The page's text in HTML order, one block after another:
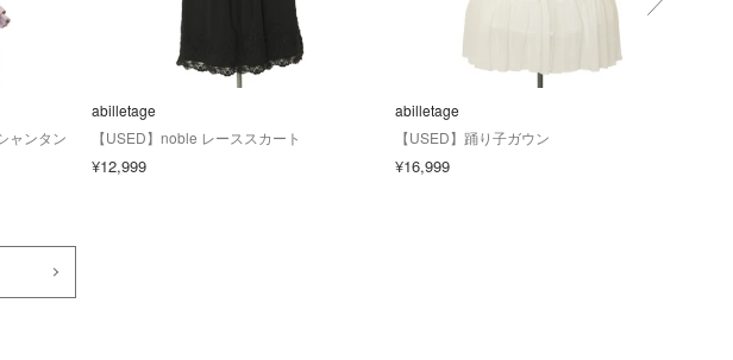
ャンタン
abilletage
【USED】noble レーススカート
¥12,999
abilletage
【USED】踊り子ガウン
¥16,999